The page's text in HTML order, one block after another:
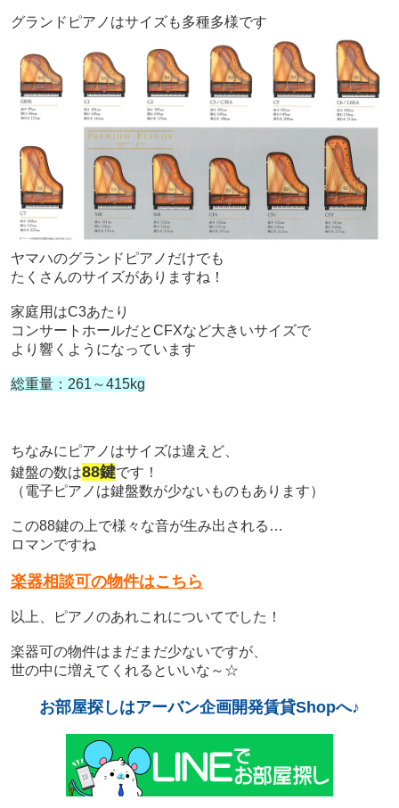
グランドピアノはサイズも多種多様です
ヤマハのグランドピアノだけでも
たくさんのサイズがありますね！
家庭用はC3あたり
コンサートホールだとCFXなど大きいサイズで
より響くようになっています
総重量：261～415kg
ちなみにピアノはサイズは違えど、
鍵盤の数は88鍵です！
（電子ピアノは鍵盤数が少ないものもあります）
この88鍵の上で様々な音が生み出される…
ロマンですね
楽器相談可の物件はこちら
以上、ピアノのあれこれについてでした！
楽器可の物件はまだまだ少ないですが、
世の中に増えてくれるといいな～☆
お部屋探しはアーバン企画開発賃貸Shopへ♪